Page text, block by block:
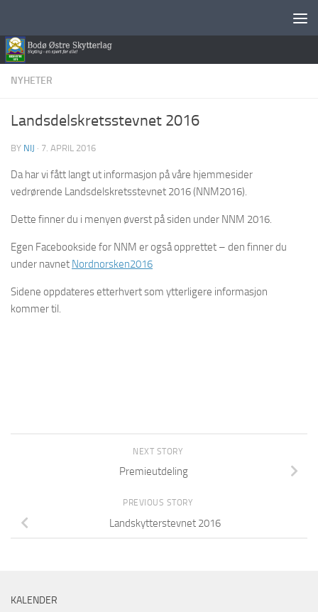
NYHETER
Landsdelskretsstevnet 2016
BY NIJ · 7. APRIL 2016
Da har vi fått langt ut informasjon på våre hjemmesider
vedrørende Landsdelskretsstevnet 2016 (NNM2016).
Dette finner du i menyen øverst på siden under NNM 2016.
Egen Facebookside for NNM er også opprettet – den finner du
under navnet Nordnorsken2016
Sidene oppdateres etterhvert som ytterligere informasjon
kommer til.
NEXT STORY
Premieutdeling
PREVIOUS STORY
Landskytterstevnet 2016
KALENDER